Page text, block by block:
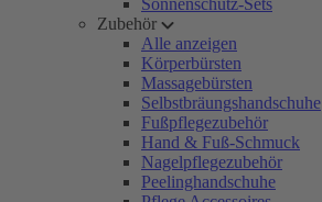
Sonnenschutz-Sets
Zubehör
Alle anzeigen
Körperbürsten
Massagebürsten
Selbstbräungshandschuhe
Fußpflegezubehör
Hand & Fuß-Schmuck
Nagelpflegezubehör
Peelinghandschuhe